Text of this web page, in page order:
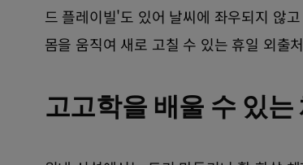
드 플레이빌'도 있어 날씨에 좌우되지 않
몸을 움직여 새로 고칠 수 있는 휴일 외출
고고학을 배울 수 있